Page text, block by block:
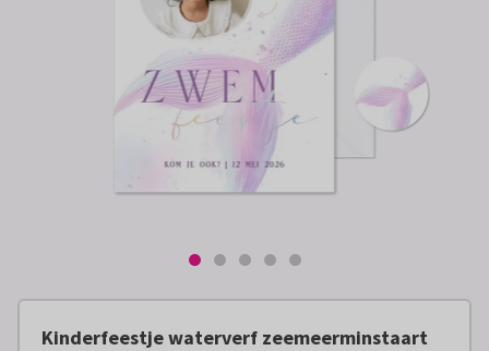
Kinderfeestje waterverf zeemeerminstaart